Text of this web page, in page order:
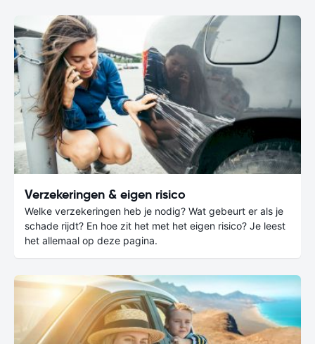
Verzekeringen & eigen risico
Welke verzekeringen heb je nodig? Wat gebeurt er als je
schade rijdt? En hoe zit het met het eigen risico? Je leest
het allemaal op deze pagina.